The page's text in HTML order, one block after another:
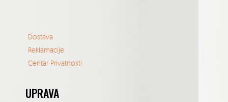
Dostava
Reklamacije
Centar Privatnosti
UPRAVA